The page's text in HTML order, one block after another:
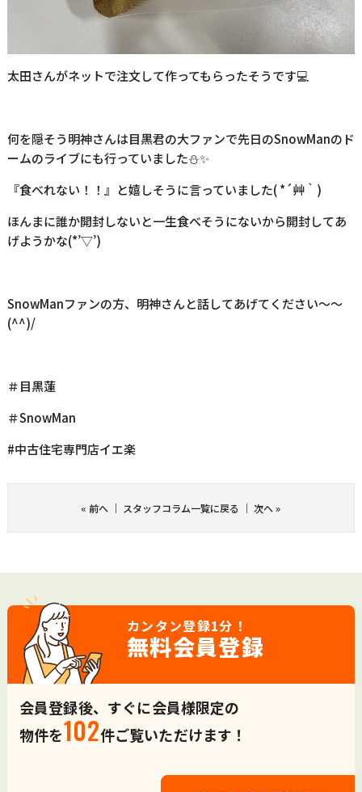
太田さんがネットで注文して作ってもらったそうです💻
何を隠そう明神さんは目黒君の大ファンで先日のSnowManのド
ームのライブにも行っていました⛄✨
『食べれない！！』と嬉しそうに言っていました( *´艸｀)
ほんまに誰か開封しないと一生食べそうにないから開封してあ
げようかな(*’▽’)
SnowManファンの方、明神さんと話してあげてください～～
(^^)/
＃目黒蓮
＃SnowMan
#中古住宅専門店イエ楽
« 前へ ｜ スタッフコラム一覧に戻る ｜次へ»
カンタン登録1分！
無料会員登録
会員登録後、すぐに会員様限定の
物件を102件ご覧いただけます！